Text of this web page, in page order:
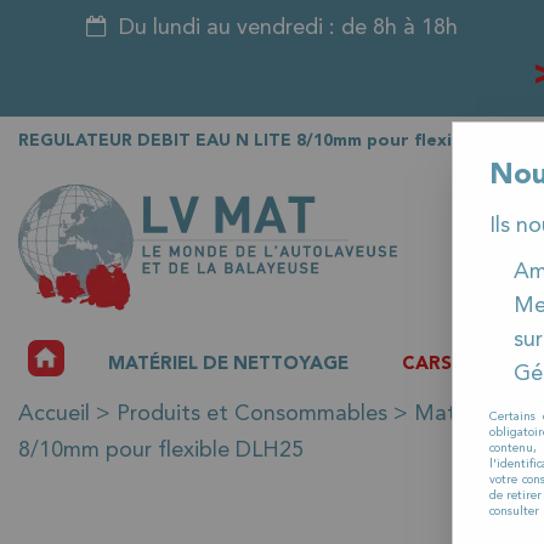
Du lundi au vendredi : de 8h à 18h
REGULATEUR DEBIT EAU N LITE 8/10mm pour flexible DLH25
ACCUEILMATÉRIEL DE NETTOYAGE CARSAT
Accueil > Produits et Consommables > Matériels
8/10mm pour flexible DLH25
Ils
Certains
contenu,
votre
de retirer
consulter